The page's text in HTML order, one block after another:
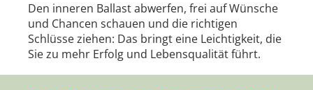
Den inneren Ballast abwerfen, frei auf Wünsche
und Chancen schauen und die richtigen
Schlüsse ziehen: Das bringt eine Leichtigkeit, die
Sie zu mehr Erfolg und Lebensqualität führt.